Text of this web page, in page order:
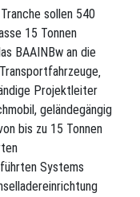
sollen 540
15 Tonnen
BAAINBw an die
Projektleiter
geländegängig
bis zu 15 Tonnen
Systems